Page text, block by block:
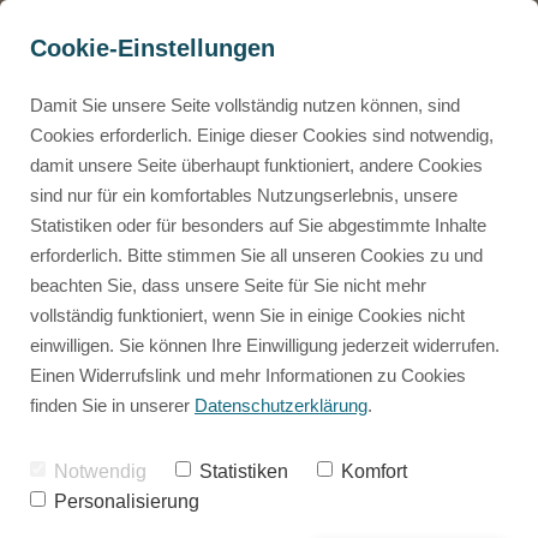
Neuste Beiträge
Human Design
Mammalian Design
Rückblicke
Mammalian Design
0€ Mammalian Design Masterclass
0€ Tierchart Rechner
Kostenlose Tierchart erstellen
Animal Code
Das 1:1 wo wir individuell auf deine Fellnase eingehen.
Mammalian Design
Cookie-Einstellungen
Damit Sie unsere Seite vollständig nutzen können, sind
Cookies erforderlich. Einige dieser Cookies sind notwendig,
damit unsere Seite überhaupt funktioniert, andere Cookies
sind nur für ein komfortables Nutzungserlebnis, unsere
Statistiken oder für besonders auf Sie abgestimmte Inhalte
erforderlich. Bitte stimmen Sie all unseren Cookies zu und
beachten Sie, dass unsere Seite für Sie nicht mehr
vollständig funktioniert, wenn Sie in einige Cookies nicht
einwilligen. Sie können Ihre Einwilligung jederzeit widerrufen.
Einen Widerrufslink und mehr Informationen zu Cookies
finden Sie in unserer Datenschutzerklärung.
Notwendig Statistiken
Komfort
Personalisierung